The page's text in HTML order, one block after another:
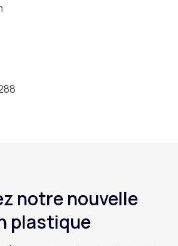
notre nouvelle
plastique